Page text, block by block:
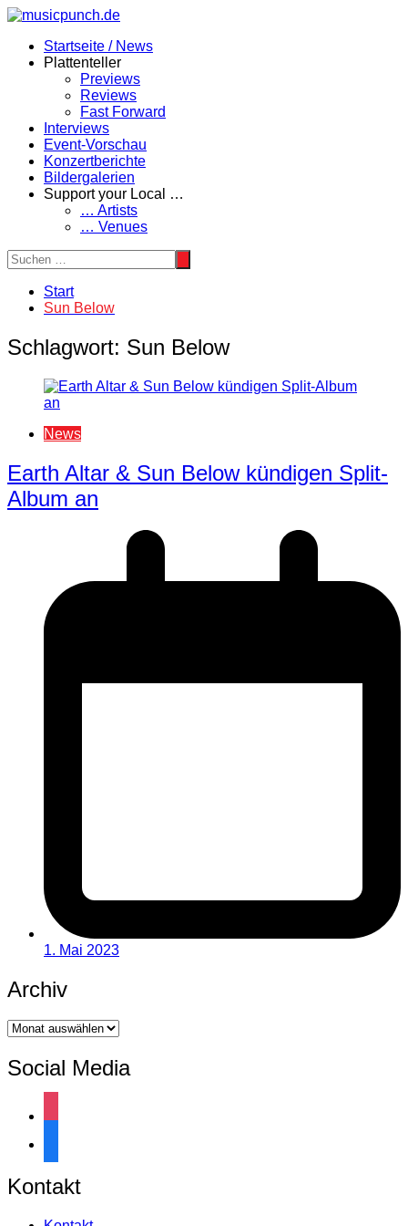
Zum
springenStartseite / News
Plattenteller
Previews
Reviews
Fast Forward
Interviews
Event-Vorschau
Konzertberichte
Bildergalerien
Support your Local …
… Artists
… Venues
Start
Sun Below
Schlagwort: Sun Below
News
Earth Altar & Sun Below kündigen Split-
Album an
1. Mai 2023
Archiv
Archiv
Social Media
Kontakt